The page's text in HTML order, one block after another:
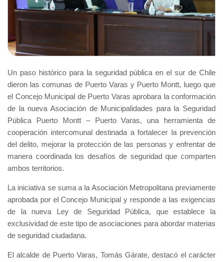
Un paso histórico para la seguridad pública en el sur de Chile
dieron las comunas de Puerto Varas y Puerto Montt, luego que
el Concejo Municipal de Puerto Varas aprobara la conformación
de la nueva Asociación de Municipalidades para la Seguridad
Pública Puerto Montt – Puerto Varas, una herramienta de
cooperación intercomunal destinada a fortalecer la prevención
del delito, mejorar la protección de las personas y enfrentar de
manera coordinada los desafíos de seguridad que comparten
ambos territorios.
La iniciativa se suma a la Asociación Metropolitana previamente
aprobada por el Concejo Municipal y responde a las exigencias
de la nueva Ley de Seguridad Pública, que establece la
exclusividad de este tipo de asociaciones para abordar materias
de seguridad ciudadana.
El alcalde de Puerto Varas, Tomás Gárate, destacó el carácter